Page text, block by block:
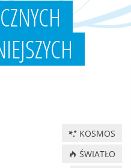
KOSMOS
ŚWIATŁO